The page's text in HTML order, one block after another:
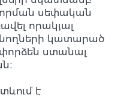
սեփական
որակյալ
կատարած
ստանալ
է